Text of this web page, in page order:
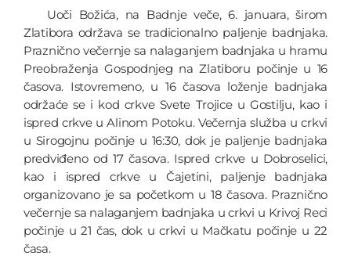
Uoči Božića, na Badnje veče, 6. januara, širom
Zlatibora održava se tradicionalno paljenje badnjaka.
Praznično večernje sa nalaganjem badnjaka u hramu
Preobraženja Gospodnjeg na Zlatiboru počinje u 16
časova. Istovremeno, u 16 časova loženje badnjaka
održaće se i kod crkve Svete Trojice u Gostilju, kao i
ispred crkve u Alinom Potoku. Večernja služba u crkvi
u Sirogojnu počinje u 16:30, dok je paljenje badnjaka
predviđeno od 17 časova. Ispred crkve u Dobroselici,
kao i ispred crkve u Čajetini, paljenje badnjaka
organizovano je sa početkom u 18 časova. Praznično
večernje sa nalaganjem badnjaka u crkvi u Krivoj Reci
počinje u 21 čas, dok u crkvi u Mačkatu počinje u 22
časa.